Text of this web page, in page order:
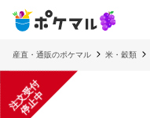
産直・通販のポケマル 米・穀類
注
文
受
付
停
止
中